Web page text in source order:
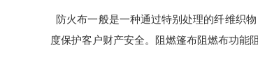
防火布一般是一种通过特别处理的纤维织
度保护客户财产安全。阻燃篷布阻燃布功能